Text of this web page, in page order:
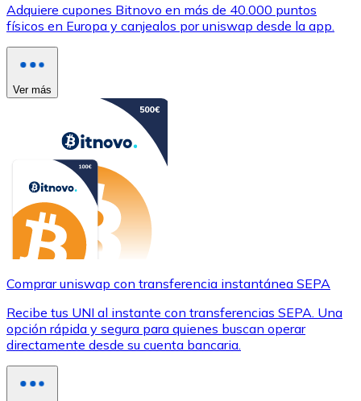
Adquiere cupones Bitnovo en más de 40.000 puntos
físicos en Europa y canjealos por uniswap desde la app.
Ver más
Comprar uniswap con transferencia instantánea SEPA
Recibe tus UNI al instante con transferencias SEPA. Una
opción rápida y segura para quienes buscan operar
directamente desde su cuenta bancaria.